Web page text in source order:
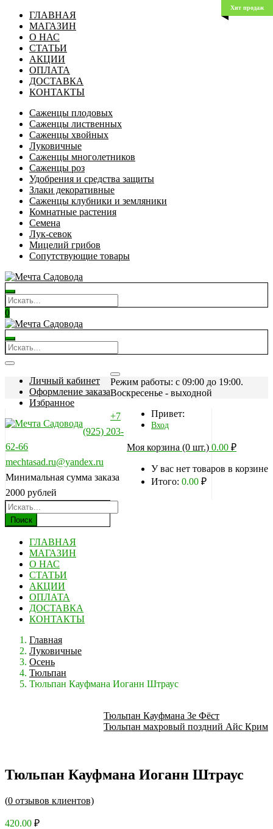
ГЛАВНАЯ
МАГАЗИН
О НАС
СТАТЬИ
АКЦИИ
ОПЛАТА
ДОСТАВКА
КОНТАКТЫ
Саженцы плодовых
Саженцы лиственных
Саженцы хвойных
Луковичные
Саженцы многолетников
Саженцы роз
Удобрения и средства защиты
Злаки декоративные
Саженцы клубники и земляники
Комнатные растения
Семена
Лук-севок
Мицелий грибов
Сопутствующие товары
0
Личный кабинет
Оформление заказа
Избранное
Режим работы: c 09:00 до 19:00.
Воскресенье - выходной
Привет:
Вход
Моя корзина (0 шт.) 0.00 ₽
У вас нет товаров в корзине
Итого: 0.00 ₽
+7
(925) 203-
62-66
mechtasad.ru@yandex.ru
Минимальная сумма заказа
2000 рублей
Поиск
ГЛАВНАЯ
МАГАЗИН
О НАС
СТАТЬИ
АКЦИИ
ОПЛАТА
ДОСТАВКА
КОНТАКТЫ
Главная
Луковичные
Осень
Тюльпан
Тюльпан Кауфмана Иоганн Штраус
Тюльпан Кауфмана Зе Фёст
Тюльпан махровый поздний Айс Крим
Хит продаж
Тюльпан Кауфмана Иоганн Штраус
(0 отзывов клиентов)
420.00 ₽